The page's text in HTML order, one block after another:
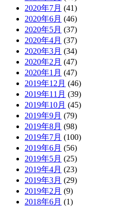
2020年7月 (41)
2020年6月 (46)
2020年5月 (37)
2020年4月 (37)
2020年3月 (34)
2020年2月 (47)
2020年1月 (47)
2019年12月 (46)
2019年11月 (39)
2019年10月 (45)
2019年9月 (79)
2019年8月 (98)
2019年7月 (100)
2019年6月 (56)
2019年5月 (25)
2019年4月 (23)
2019年3月 (29)
2019年2月 (9)
2018年6月 (1)